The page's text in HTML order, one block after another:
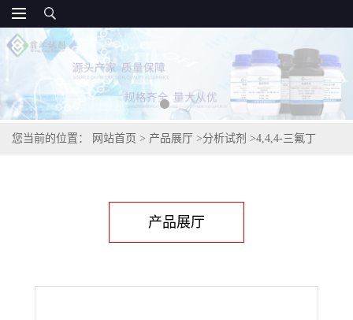
您当前的位置： 网站首页 > 产品展厅 >分析试剂 >4,4,4-三氟丁
产品展厅